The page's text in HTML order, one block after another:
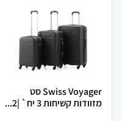
Swiss Voyager סט
מזוודות קשיחות 3 יח` |2...